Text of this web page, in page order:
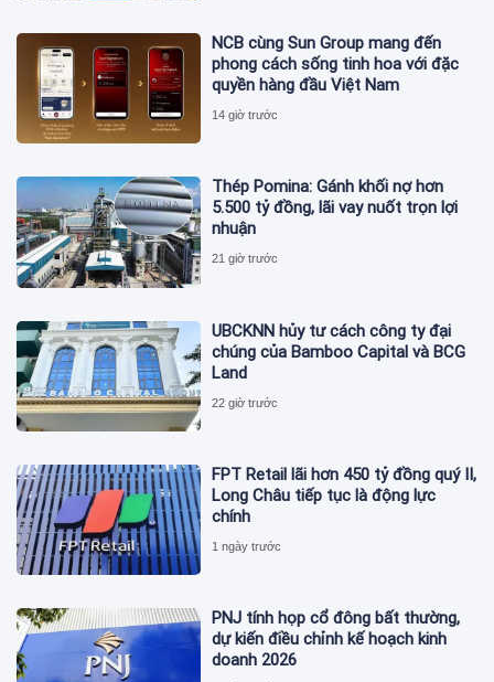
NCB cùng Sun Group mang đến
phong cách sống tinh hoa với đặc
quyền hàng đầu Việt Nam
14 giờ trước
Thép Pomina: Gánh khối nợ hơn
5.500 tỷ đồng, lãi vay nuốt trọn lợi
nhuận
21 giờ trước
UBCKNN hủy tư cách công ty đại
chúng của Bamboo Capital và BCG
Land
22 giờ trước
FPT Retail lãi hơn 450 tỷ đồng quý II,
Long Châu tiếp tục là động lực
chính
1 ngày trước
PNJ tính họp cổ đông bất thường,
dự kiến điều chỉnh kế hoạch kinh
doanh 2026